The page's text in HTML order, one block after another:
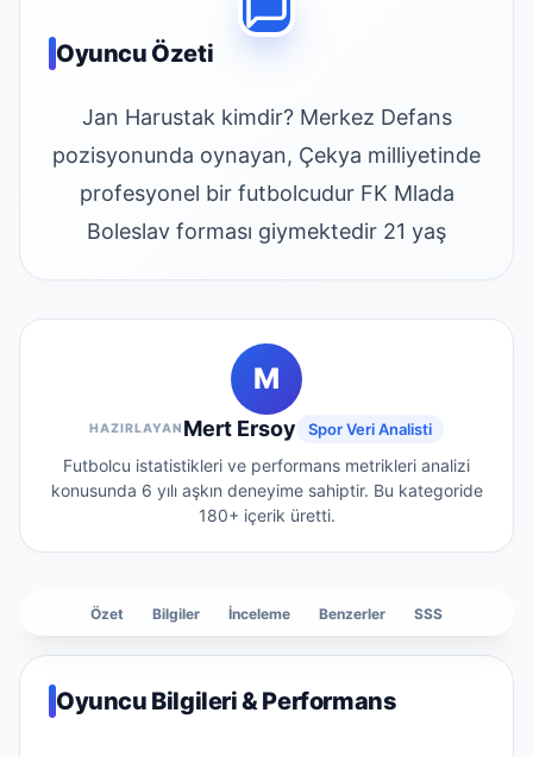
Oyuncu Özeti
Jan Harustak kimdir? Merkez Defans
pozisyonunda oynayan, Çekya milliyetinde
profesyonel bir futbolcudur FK Mlada
Boleslav forması giymektedir 21 yaş
M
HAZIRLAYAN Mert Ersoy Spor Veri Analisti
Futbolcu istatistikleri ve performans metrikleri analizi
konusunda 6 yılı aşkın deneyime sahiptir. Bu kategoride
180+ içerik üretti.
Özet Bilgiler İnceleme Benzerler SSS
Oyuncu Bilgileri & Performans